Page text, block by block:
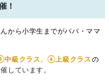
！
から小学生までがパパ・ママ
級クラス、④上級クラス の
しています。